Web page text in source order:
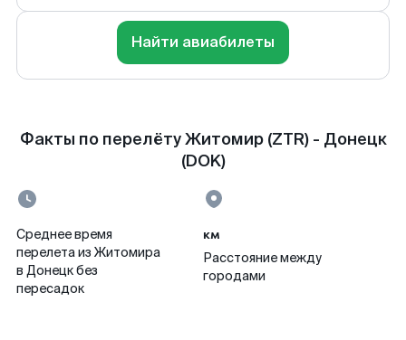
Найти авиабилеты
Факты по перелёту Житомир (ZTR) - Донецк
(DOK)
Среднее время
перелета из Житомира
в Донецк без
пересадок
км
Расстояние между
городами